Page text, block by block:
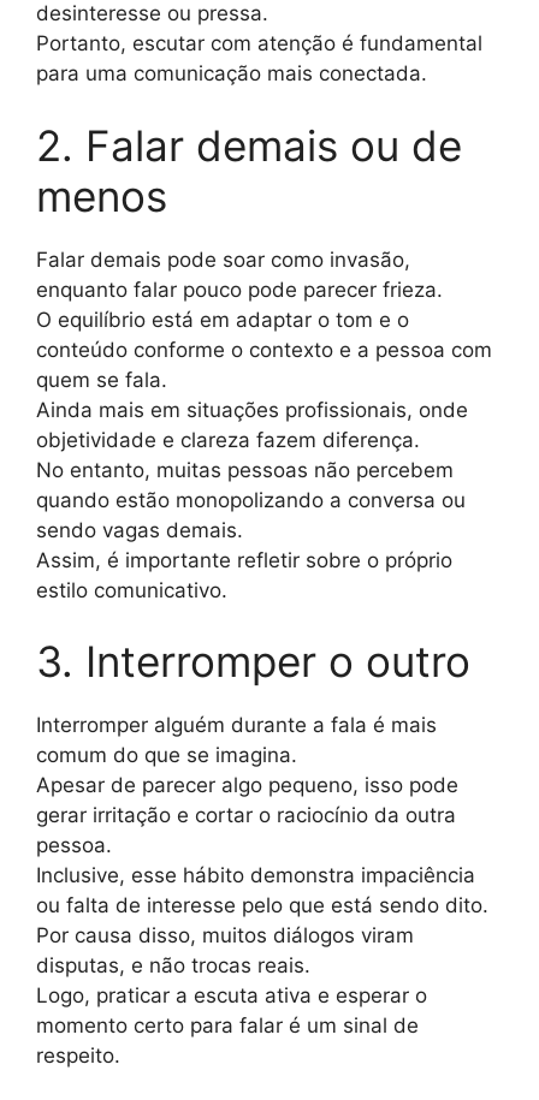
desinteresse ou pressa.
Portanto, escutar com atenção é fundamental
para uma comunicação mais conectada.
2. Falar demais ou de
menos
Falar demais pode soar como invasão,
enquanto falar pouco pode parecer frieza.
O equilíbrio está em adaptar o tom e o
conteúdo conforme o contexto e a pessoa com
quem se fala.
Ainda mais em situações profissionais, onde
objetividade e clareza fazem diferença.
No entanto, muitas pessoas não percebem
quando estão monopolizando a conversa ou
sendo vagas demais.
Assim, é importante refletir sobre o próprio
estilo comunicativo.
3. Interromper o outro
Interromper alguém durante a fala é mais
comum do que se imagina.
Apesar de parecer algo pequeno, isso pode
gerar irritação e cortar o raciocínio da outra
pessoa.
Inclusive, esse hábito demonstra impaciência
ou falta de interesse pelo que está sendo dito.
Por causa disso, muitos diálogos viram
disputas, e não trocas reais.
Logo, praticar a escuta ativa e esperar o
momento certo para falar é um sinal de
respeito.